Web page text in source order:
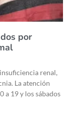
por
renal,
La atención
a 19 y los sábados